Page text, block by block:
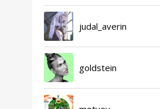
judal_averin
goldstein